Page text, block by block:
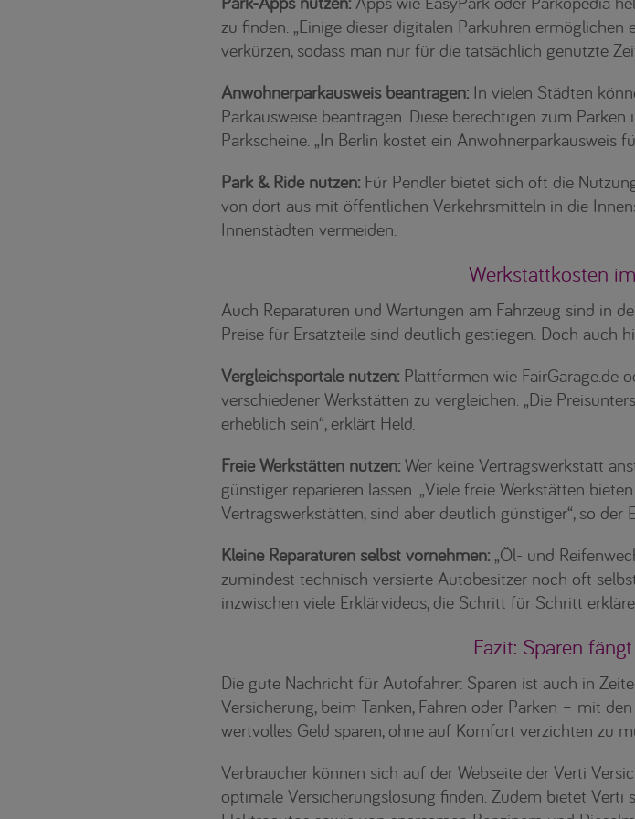
zu finden. „Einige dieser digitalen Parkuhren
verkürzen, sodass man nur für die tatsächlich genutzte
Anwohnerparkausweis beantragen:In vielen Städten
Parkausweise beantragen. Diese berechtigen zum
Parkscheine. „In Berlin kostet ein Anwohnerparkausweis
Park & Ride nutzen:Für Pendler bietet sich oft die
von dort aus mit öffentlichen Verkehrsmitteln in die
Innenstädten vermeiden.
Werkstattkosten
Auch Reparaturen und Wartungen am Fahrzeug sind in
Preise für Ersatzteile sind deutlich gestiegen. Doch auch
Vergleichsportale nutzen:Plattformen wie FairGarage.de
verschiedener Werkstätten zu vergleichen. „Die
erheblich sein“, erklärt Held.
Freie Werkstätten nutzen:Wer keine Vertragswerkstatt
günstiger reparieren lassen. „Viele freie Werkstätten
Vertragswerkstätten, sind aber deutlich günstiger“, so der
Kleine Reparaturen selbst vornehmen:„Öl- und
zumindest technisch versierte Autobesitzer noch oft
inzwischen viele Erklärvideos, die Schritt für Schritt
Fazit: Sparen
Die gute Nachricht für Autofahrer: Sparen ist auch in
Versicherung, beim Tanken, Fahren oder Parken – mit
wertvolles Geld sparen, ohne auf Komfort verzichten zu
Verbraucher können sich auf der Webseite der Verti
optimale Versicherungslösung finden. Zudem bietet Verti